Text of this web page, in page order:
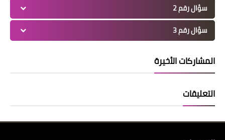
سؤال رقم 2
سؤال رقم 3
المشاركات الأخيرة
التعليقات